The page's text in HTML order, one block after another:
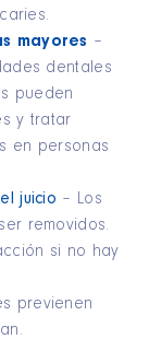
mayores –
dentales
pueden
y tratar
en personas
juicio – Los
removidos.
si no hay
previenen